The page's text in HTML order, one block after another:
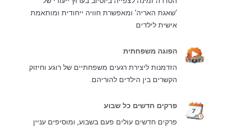
'שאגת האריה' ומאפשרת חוויה ייחודית ומותאמת
אישית לילדים
הפוגה משפחתית
הזדמנות ליצירת רגעים משפחתיים של רוגע וחיזוק
הקשרים בין הילדים להוריהם.
פרקים חדשים כל שבוע
פרקים חדשים עולים פעם בשבוע, ומוסיפים עניין